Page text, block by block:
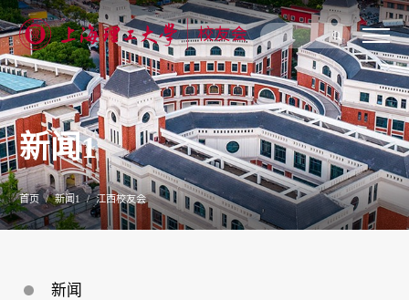
关
于
我
们
新
闻
公
告
校
友
新闻1
首页 新闻1 江西校友会
新闻